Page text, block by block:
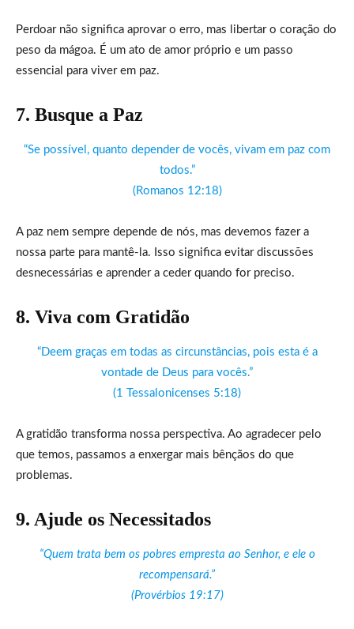
Perdoar não significa aprovar o erro, mas libertar o coração do
peso da mágoa. É um ato de amor próprio e um passo
essencial para viver em paz.
7. Busque a Paz
“Se possível, quanto depender de vocês, vivam em paz com
todos.”
(Romanos 12:18)
A paz nem sempre depende de nós, mas devemos fazer a
nossa parte para mantê-la. Isso significa evitar discussões
desnecessárias e aprender a ceder quando for preciso.
8. Viva com Gratidão
“Deem graças em todas as circunstâncias, pois esta é a
vontade de Deus para vocês.”
(1 Tessalonicenses 5:18)
A gratidão transforma nossa perspectiva. Ao agradecer pelo
que temos, passamos a enxergar mais bênçãos do que
problemas.
9. Ajude os Necessitados
“Quem trata bem os pobres empresta ao Senhor, e ele o
recompensará.”
(Provérbios 19:17)